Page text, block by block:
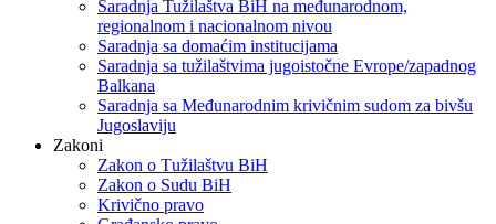
Saradnja Tužilaštva BiH na međunarodnom,
regionalnom i nacionalnom nivou
Saradnja sa domaćim institucijama
Saradnja sa tužilaštvima jugoistočne Evrope/zapadnog
Balkana
Saradnja sa Međunarodnim krivičnim sudom za bivšu
Jugoslaviju
Zakoni
Zakon o Тužilaštvu BiH
Zakon o Sudu BiH
Krivično pravo